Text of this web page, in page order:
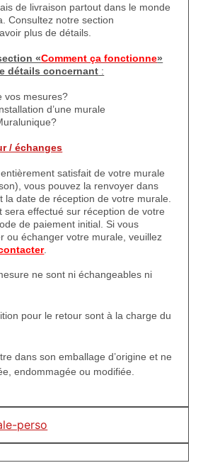
de livraison partout dans le monde
Consultez notre section
plus de détails.
«Comment ça fonctionne»
détails concernant :
vos mesures?
d’une murale
/ échanges
entièrement satisfait de votre murale
vous pouvez la renvoyer dans
la date de réception de votre murale.
sera effectué sur réception de votre
de paiement initial. Si vous
ou échanger votre murale, veuillez
.
ne sont ni échangeables ni
pour le retour sont à la charge du
dans son emballage d’origine et ne
endommagée ou modifiée.
perso